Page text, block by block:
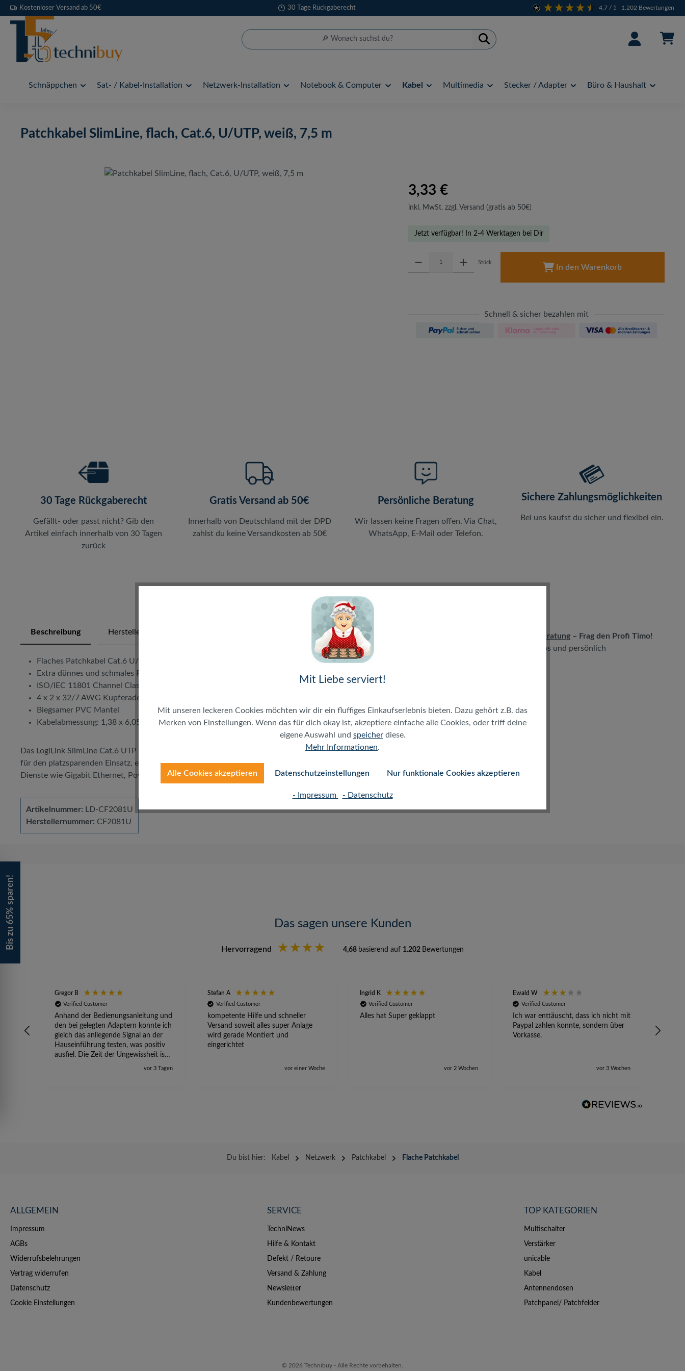
Hauptinhalt springen
Zur Suche springen
Zur Hauptnavigation springen
Kostenloser Versand ab 50€ 30 Tage Rückgaberecht 4,7 / 5 1.202 Bewertungen
Schnäppchen Sat- / Kabel-Installation Netzwerk-Installation Notebook & Computer Kabel Multimedia Stecker / Adapter Büro & Haushalt
Patchkabel SlimLine, flach, Cat.6, U/UTP, weiß, 7,5 m
Bildergalerie überspringen
3,33 €
inkl. MwSt. zzgl. Versand (gratis ab 50€)
Jetzt verfügbar! In 2-4 Werktagen bei Dir
Stück
In den Warenkorb
Schnell & sicher bezahlen mit
30 Tage Rückgaberecht
Gefällt- oder passt nicht? Gib den
Artikel einfach innerhalb von 30 Tagen
zurück
Gratis Versand ab 50€
Innerhalb von Deutschland mit der DPD
zahlst du keine Versandkosten ab 50€
Persönliche Beratung
Wir lassen keine Fragen offen. Via Chat,
WhatsApp, E-Mail oder Telefon.
Sichere Zahlungsmöglichkeiten
Bei uns kaufst du sicher und flexibel ein.
Beschreibung Herstellerinfos
Flaches Patchkabel Cat.6 U/UTP
Extra dünnes und schmales Patchkabel
ISO/IEC 11801 Channel Class E
4 x 2 x 32/7 AWG Kupferadern
Biegsamer PVC Mantel
Kabelabmessung: 1,38 x 6,05 mm
Das LogiLink SlimLine Cat.6 UTP Patchkabel eignet sich wegen der sehr geringen Abmessungen und Biegeradien ideal
für den platzsparenden Einsatz, egal ob zuhause oder in industriellen Umgebungen. Es unterstützt alle derzeitigen
Dienste wie Gigabit Ethernet, Power over Ethernet, analoge Telefonie, ISDN, V24 und viele mehr
Artikelnummer: LD-CF2081U
Herstellernummer: CF2081U
LIVE-Beratung – Frag den Profi Timo!
kostenlos und persönlich
Das sagen unsere Kunden
Hervorragend 4,68 basierend auf 1.202 Bewertungen
Gregor B
Verified Customer
Anhand der Bedienungsanleitung und
den bei gelegten Adaptern konnte ich
gleich das anliegende Signal an der
Hauseinführung testen, was positiv
ausfiel. Die Zeit der Ungewissheit ist
jetzt vorbei, ich kann mit Sicherheit
vor 3 Tagen
Stefan A
Verified Customer
kompetente Hilfe und schneller
Versand soweit alles super Anlage
wird gerade Montiert und
eingerichtet
vor einer Woche
Ingrid K
Verified Customer
Alles hat Super geklappt
vor 2 Wochen
Ewald W
Verified Customer
Ich war enttäuscht, dass ich nicht mit
Paypal zahlen konnte, sondern über
Vorkasse.
vor 3 Wochen
Du bist hier: Kabel Netzwerk Patchkabel Flache Patchkabel
ALLGEMEIN
Impressum
AGBs
Widerrufsbelehrungen
Vertrag widerrufen
Datenschutz
Cookie Einstellungen
SERVICE
TechniNews
Hilfe & Kontakt
Defekt / Retoure
Versand & Zahlung
Newsletter
Kundenbewertungen
TOP KATEGORIEN
Multischalter
Verstärker
unicable
Kabel
Antennendosen
Patchpanel/ Patchfelder
© 2026 Technibuy - Alle Rechte vorbehalten.
Bis zu 65% sparen!
Mit Liebe serviert!
Mit unseren leckeren Cookies möchten wir dir ein fluffiges Einkaufserlebnis bieten. Dazu gehört z.B. das
Merken von Einstellungen. Wenn das für dich okay ist, akzeptiere einfache alle Cookies, oder triff deine
eigene Auswahl und speicherdiese.
Mehr Informationen.
Alle Cookies akzeptieren Datenschutzeinstellungen Nur funktionale Cookies akzeptieren
- Impressum - Datenschutz